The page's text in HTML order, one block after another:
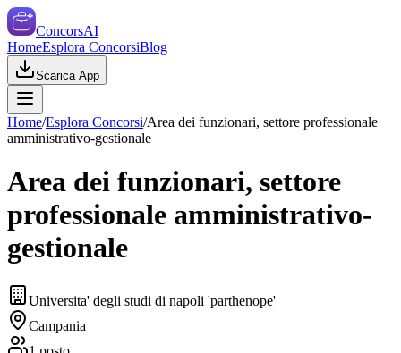
ConcorsAI
HomeEsplora ConcorsiBlog
Scarica App
Home/Esplora Concorsi/Area dei funzionari, settore professionale
amministrativo-gestionale
Area dei funzionari, settore
professionale amministrativo-
gestionale
Universita' degli studi di napoli 'parthenope'
Campania